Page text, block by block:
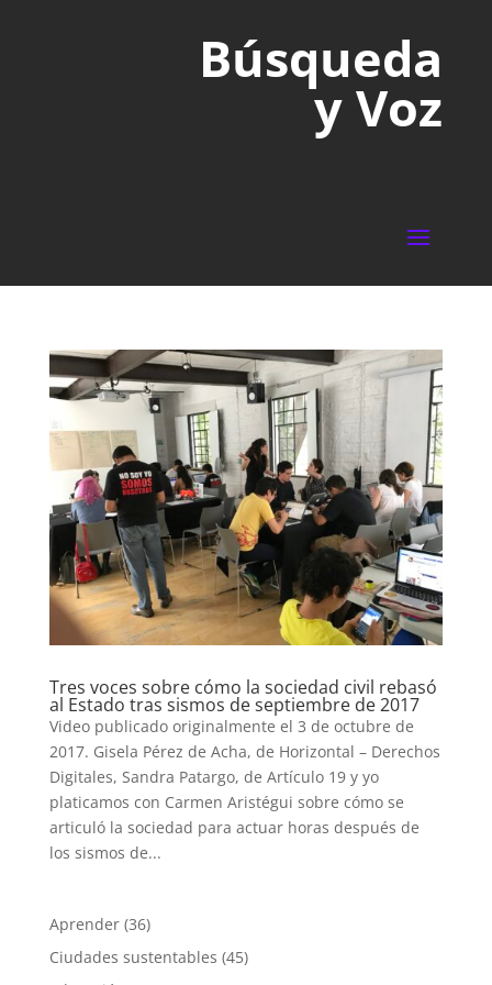
Búsqueda
y Voz
Tres voces sobre cómo la sociedad civil rebasó
al Estado tras sismos de septiembre de 2017
Video publicado originalmente el 3 de octubre de
2017. Gisela Pérez de Acha, de Horizontal – Derechos
Digitales, Sandra Patargo, de Artículo 19 y yo
platicamos con Carmen Aristégui sobre cómo se
articuló la sociedad para actuar horas después de
los sismos de...
Aprender(36)
Ciudades sustentables (45)